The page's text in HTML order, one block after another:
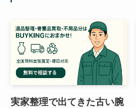
実家整理で出てきた古い腕